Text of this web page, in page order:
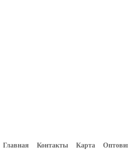
Главная Контакты Карта